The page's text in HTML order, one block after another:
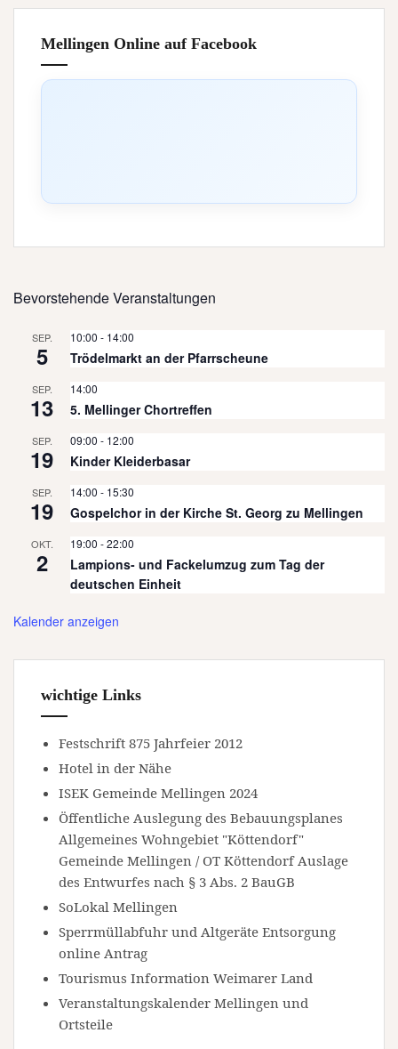
Mellingen Online auf Facebook
Bevorstehende Veranstaltungen
SEP.
5
10:00 - 14:00
Trödelmarkt an der Pfarrscheune
SEP.
13
14:00
5. Mellinger Chortreffen
SEP.
19
09:00 - 12:00
Kinder Kleiderbasar
SEP.
19
14:00 - 15:30
Gospelchor in der Kirche St. Georg zu Mellingen
OKT.
2
19:00 -22:00
Lampions- und Fackelumzug zum Tag der
deutschen Einheit
Kalender anzeigen
wichtige Links
Festschrift 875 Jahrfeier 2012
Hotel in der Nähe
ISEK Gemeinde Mellingen 2024
Öffentliche Auslegung des Bebauungsplanes
Allgemeines Wohngebiet "Köttendorf"
Gemeinde Mellingen / OT Köttendorf Auslage
des Entwurfes nach § 3 Abs. 2 BauGB
SoLokal Mellingen
Sperrmüllabfuhr und Altgeräte Entsorgung
online Antrag
Tourismus Information Weimarer Land
Veranstaltungskalender Mellingen und
Ortsteile